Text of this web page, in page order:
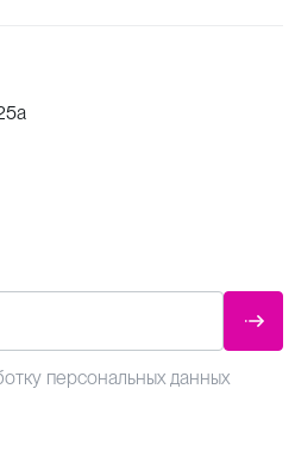
персональных данных